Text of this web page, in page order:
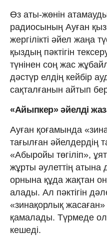
Өз аты-жөнін
радиосының Ауған
жергілікті әйел жаңа
қыздың пәктігін
түнінен соң жас
дәстүр елдің кейбір
сақталғанын айтып
«Айыпкер» әйелді
Ауған қоғамында
тағылған әйелдердің
«Абыройы төгіліп»,
жұрты әулеттің атына
орнына құда жақтан
алады. Ал пәктігін
«зинақорлық
қамалады. Түрмеде
кешеді.